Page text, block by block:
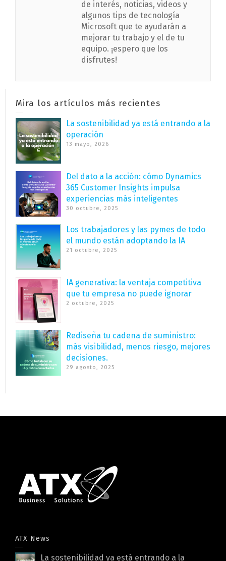
de interés, noticias, videos y
algunos tips de tecnología
Microsoft que te ayudarán a
mejorar tu trabajo y el de tu
equipo. ¡espero que los
disfrutes!
Mira los artículos más recientes
La sostenibilidad ya está entrando a la
operación
13 mayo, 2026
Del dato a la acción: cómo Dynamics
365 Customer Insights impulsa
experiencias más inteligentes
30 octubre, 2025
Los trabajadores y las pymes de todo
el mundo están adoptando la IA
21 octubre, 2025
IA generativa: la ventaja competitiva
que tu empresa no puede ignorar
2 octubre, 2025
Rediseña tu cadena de suministro:
más visibilidad, menos riesgo, mejores
decisiones.
29 agosto, 2025
ATX News
La sostenibilidad ya está entrando a la